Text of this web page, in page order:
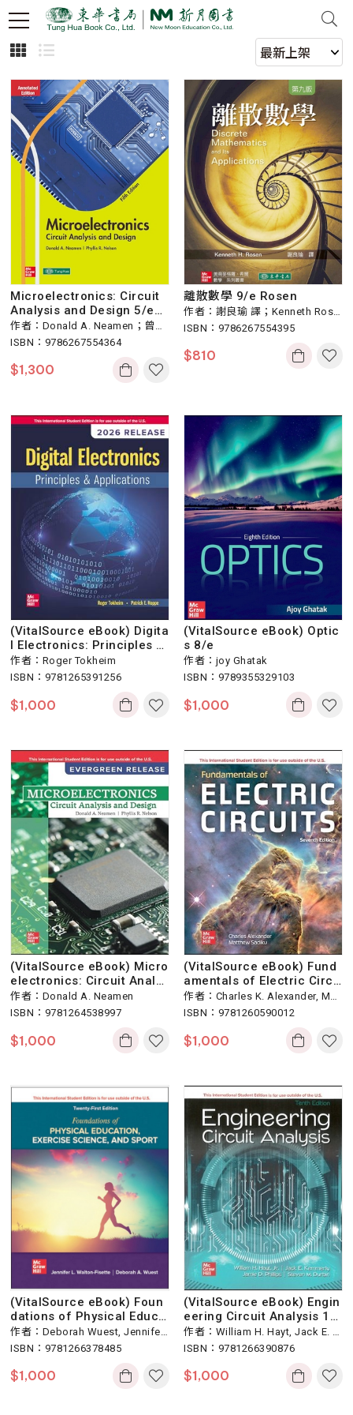
Microelectronics: Circuit
Analysis and Design 5/e
導讀本
作者：Donald A. Neamen；曾宗
亮 導讀
ISBN：9786267554364
$1,300
離散數學 9/e Rosen
作者：謝良瑜 譯；Kenneth Rose
n
ISBN：9786267554395
$810
(VitalSource eBook) Digita
l Electronics: Principles a
nd Applications 10/e 2025
Release
作者：Roger Tokheim
ISBN：9781265391256
$1,000
(VitalSource eBook) Optic
s 8/e
作者：joy Ghatak
ISBN：9789355329103
$1,000
(VitalSource eBook) Micro
electronics: Circuit Analys
is and Design 5/e 2025 Re
lease
作者：Donald A. Neamen
ISBN：9781264538997
$1,000
(VitalSource eBook) Fund
amentals of Electric Circu
its 7/e
作者：Charles K. Alexander, Mat
thew N. O. Sadiku
ISBN：9781260590012
$1,000
(VitalSource eBook) Foun
dations of Physical Educa
tion, Exercise Science, an
d Sport 21/e
作者：Deborah Wuest, Jennifer
Walton-Fisette
ISBN：9781266378485
$1,000
(VitalSource eBook) Engin
eering Circuit Analysis 1
0/e
作者：William H. Hayt, Jack E. K
emmerly, Steven M. Durbin
ISBN：9781266390876
$1,000